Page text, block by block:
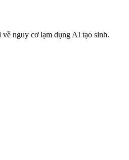
nguy cơ lạm dụng AI tạo sinh.